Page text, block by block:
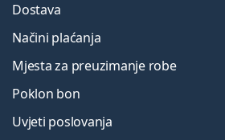
Dostava
Načini plaćanja
Mjesta za preuzimanje robe
Poklon bon
Uvjeti poslovanja